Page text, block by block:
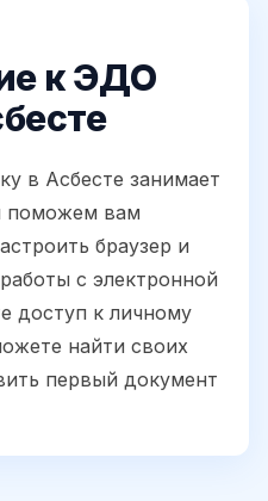
к ЭДО
в Асбесте занимает
поможем вам
браузер и
с электронной
доступ к личному
найти своих
первый документ